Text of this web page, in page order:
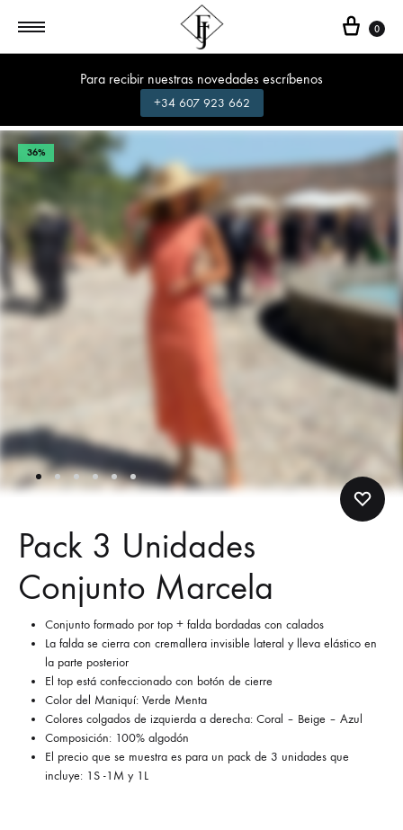
Para recibir nuestras novedades escríbenos
+34 607 923 662
Cesta
0
36%
Pack 3 Unidades
Conjunto Marcela
Conjunto formado por top + falda bordadas con calados
La falda se cierra con cremallera invisible lateral y lleva elástico en
la parte posterior
El top está confeccionado con botón de cierre
Color del Maniquí: Verde Menta
Colores colgados de izquierda a derecha: Coral – Beige – Azul
Composición: 100% algodón
El precio que se muestra es para un pack de 3 unidades que
incluye: 1S -1M y 1L